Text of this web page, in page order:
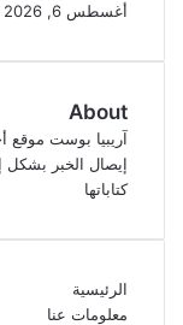
أغسطس 6, 2026
About
آريبيا بوست موقع
إيصال الخبر بشكل
كتاباتها
الرئيسية
معلومات عنا